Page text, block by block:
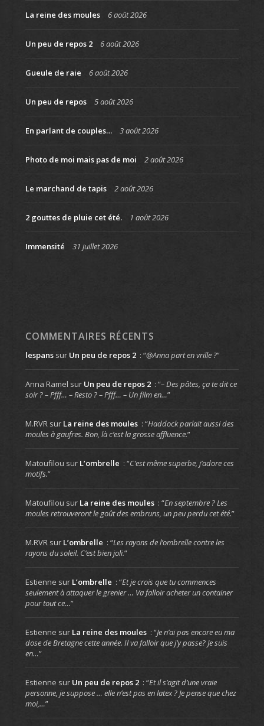
La reine des moules 6 août 2026
Un peu de repos 2 6 août 2026
Gueule de raie 6 août 2026
Un peu de repos 5 août 2026
En parlant de couples… 3 août 2026
Photo de moi mais pas de moi 2 août 2026
Le marchand de tapis 2 août 2026
2 gouttes de pluie cet été. 1 août 2026
Immensité 31 juillet 2026
COMMENTAIRES RÉCENTS
lespanssur Un peu de repos 2 : “@Anna part en vrille ?”
Anna Ramel sur Un peu de repos 2 : “– Des pâtes, ça te dit ce
soir ? – Pfff… – Resto ? – Pfff… – Un film en…”
M.RVRsur La reine des moules : “Haddock parlait aussi des
moules à gaufres. Bon, là c’est la grosse affluence.”
Matoufilou sur L’ombrelle : “C’est même superbe, j’adore ces
motifs.”
Matoufilou sur La reine des moules : “En septembre ? Les
moules retrouveront le goût des embruns, un peu perdu cet été.”
M.RVRsur L’ombrelle : “Les rayons de l’ombrelle contre les
rayons du soleil. C’est bien joli.”
Estienne sur L’ombrelle : “Et je crois que tu commences
seulement à attaquer le grenier … Va falloir acheter un container
pour tout ce…”
Estienne sur La reine des moules : “Je n’ai pas encore eu ma
dose de Bretagne cette année. Il va falloir que j’y passe? Je suis
en…”
Estienne sur Un peu de repos 2 : “Et il s’agit d’une vraie
personne, je suppose … elle n’est pas en latex ? Je pense que chez
moi,…”